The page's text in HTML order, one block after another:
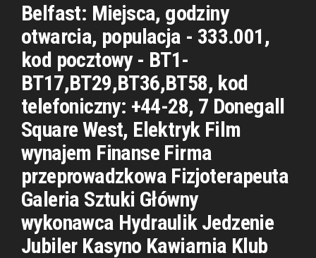
Belfast: Miejsca, godziny
otwarcia, populacja - 333.001,
kod pocztowy - BT1-
BT17,BT29,BT36,BT58, kod
telefoniczny: +44-28, 7 Donegall
Square West, Elektryk Film
wynajem Finanse Firma
przeprowadzkowa Fizjoterapeuta
Galeria Sztuki Główny
wykonawca Hydraulik Jedzenie
Jubiler Kasyno Kawiarnia Klub